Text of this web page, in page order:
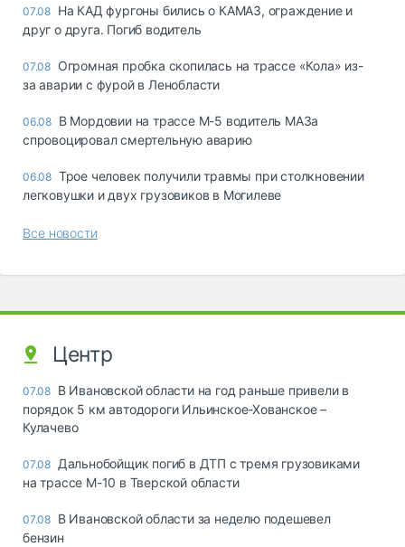
07.08 На КАД фургоны бились о КАМАЗ, ограждение и
друг о друга. Погиб водитель
07.08 Огромная пробка скопилась на трассе «Кола» из-
за аварии с фурой в Ленобласти
06.08 В Мордовии на трассе М-5 водитель МАЗа
спровоцировал смертельную аварию
06.08 Трое человек получили травмы при столкновении
легковушки и двух грузовиков в Могилеве
Все новости
Центр
07.08 В Ивановской области на год раньше привели в
порядок 5 км автодороги Ильинское-Хованское –
Кулачево
07.08 Дальнобойщик погиб в ДТП с тремя грузовиками
на трассе М-10 в Тверской области
07.08 В Ивановской области за неделю подешевел
бензин